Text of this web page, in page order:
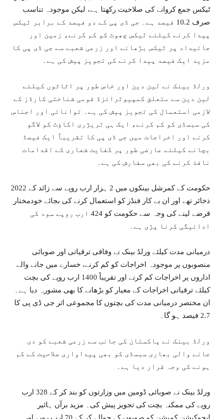
ٹیکس جمع کروانے کی صلاحیت رکھتا ہے، لیکن موجودہ تناسب
صرف 10.2 فیصد ہے۔ جی ڈی پی کے دو فیصد کے برابر ٹیکس
پیدا کرنے کیلئے ٹیکس چھوٹ کو کم کرنے، زمین اور
جائیداد پر ٹیکس بڑھانے اور زرعی شعبے سے جی ڈی پی کا
مزید ایک فیصد پیدا کرنے کی تجویز پیش کی ہے۔
ورلڈ بینک نے لین دین اور خاص طور پر اثاثوں کیلئے
لین دین سے متعلق کمپیوٹرائزڈ قومی شناختی کارڈز کے
لازمی استعمال کی تجویز پیش کی ہے۔ توانائی اور اجناس
کی سبسڈی کو کم کرنے، ایک ہی ٹریژری اکاؤٹ کو لاگو
کرنے اور اخراجات میں جی ڈی پی کا تقریباً ایک فیصڈ
بچانے کیلئے عارضی طور پر کفایت شعاری کے اقدامات
نافذ کرنے کی بھی سفارش کی ہے۔
2022 حکومت کے کمرشل بینکوں میں 2 ہزار ارب روپے سے زائد کے
ذخائر تھے اور ان بے کار فنڈز کو استعمال کرنے کی بجائے خودمختار
قرضے لینے کی وجہ سے حکومت کو 424 ارب روپے سود کی
ادائیگی کرنا پڑی ہے۔
درمیانی مدت کیلئے ورلڈ بینک نے وفاقی ترقیاتی اور صوبائی
منصوبوں پر موجودہ اخراجات کو کم کرنے، خسارے میں جانے والے
اداروں پر اخراجات کم کرنے اور تقریباً 1400 ارب روپے کی بچت
کیلئے ترقیاتی اخراجات کے معیار کو بڑھانے کا بھی مشورہ دیا ہے۔
ان مختصر درمیانی مدت کی بچتوں کا مجموعی اثر جی ڈی پی کا
2.7 فیصد ہو گا۔
ورلڈ بینک نے پاکستان کی جانب سے زرعی شعبے کو دی
جانے والی بھاری سبسڈی کو بھی پیداواری صلاحیت کے کم
ہونے کی وجہ قرار دیا ہے۔
ورلڈ بینک نے صوبائی ڈومین میں وزارتوں کو بند کر کے 328 ارب
روپے کی ممکنہ بچت کی تجویز پیش کی۔ مزید برآں ہائیر